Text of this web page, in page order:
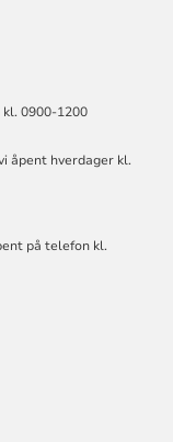
0900-1200
åpent hverdager kl.
på telefon kl.